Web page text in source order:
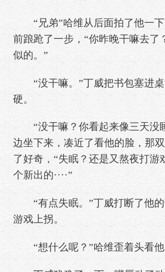
“兄弟”哈维从后面拍了他一下
前踉跄了一步，“你昨晚干嘛去了
似的。”
“没干嘛。”丁威把书包塞进桌
硬。
“没干嘛？你看起来像三天没
边坐下来，凑近了看他的脸，那
了好奇，“失眠？还是又熬夜打游
个新出的····”
“有点失眠。”丁威打断了他的
游戏上拐。
“想什么呢？”哈维歪着头看他